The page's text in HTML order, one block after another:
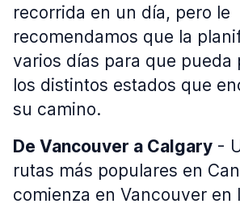
recorrida en un día, pero le
recomendamos que la
varios días para que pueda
los distintos estados que
su camino.
De Vancouver a Calgary -
rutas más populares en
comienza en Vancouver en